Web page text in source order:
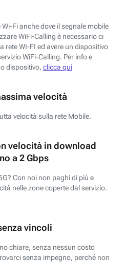
Fi anche dove il segnale mobile
WiFi-Calling è necessario ci
rete WI-FI ed avere un dispositivo
WiFi-Calling. Per info e
dispositivo, clicca qui
velocità
velocità sulla rete Mobile.
velocità in download
a 2 Gbps
Con noi non paghi di più e
nelle zone coperte dal servizio.
vincoli
chiare, senza nessun costo
senza impegno, perché non